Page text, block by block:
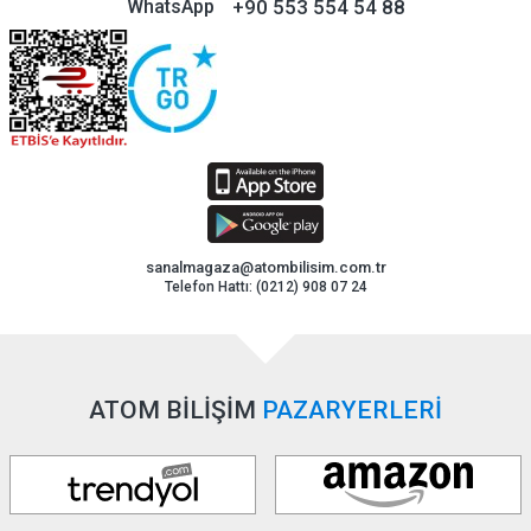
WhatsApp +90 553 554 54 88
sanalmagaza@atombilisim.com.tr
Telefon Hattı: (0212) 908 07 24
ATOM BİLİŞİM PAZARYERLERİ